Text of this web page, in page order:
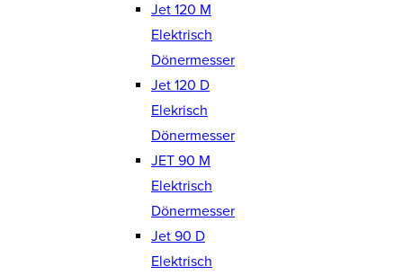
Jet 120 M
Elektrisch
Dönermesser
Jet 120 D
Elekrisch
Dönermesser
JET 90 M
Elektrisch
Dönermesser
Jet 90 D
Elektrisch